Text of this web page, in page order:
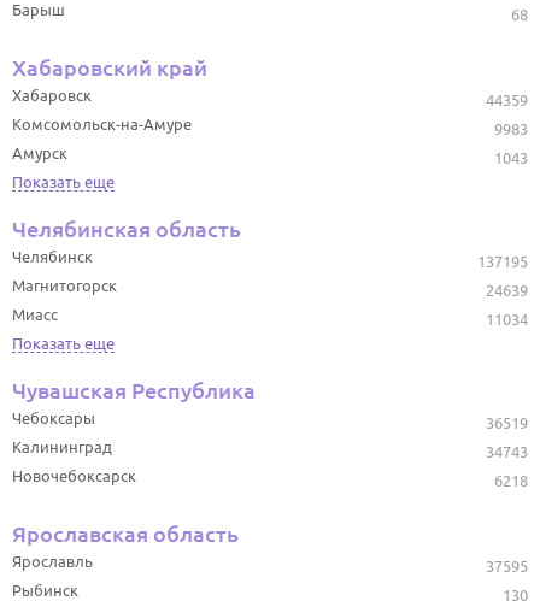
68
Барыш
Хабаровский край
44359
Хабаровск
9983
Комсомольск-на-Амуре
1043
Амурск
Показать еще
Челябинская область
137195
Челябинск
24639
Магнитогорск
11034
Миасс
Показать еще
Чувашская Республика
36519
Чебоксары
34743
Калининград
6218
Новочебоксарск
Ярославская область
37595
Ярославль
130
Рыбинск